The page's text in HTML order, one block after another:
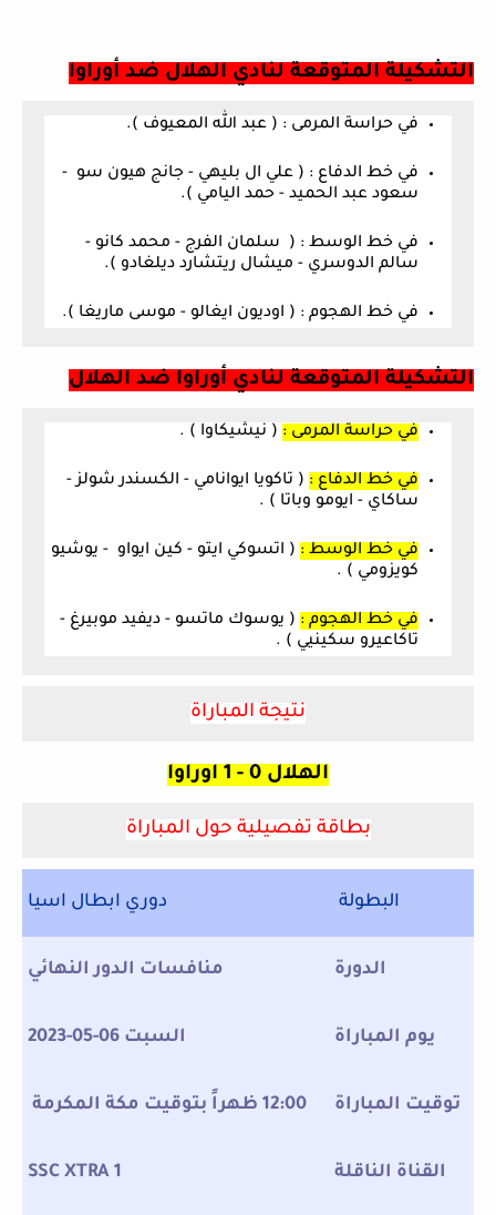
التشكيلة المتوقعة لنادي الهلال ضد أوراوا
في حراسة المرمى : ( عبد الله المعيوف ).
في خط الدفاع : ( علي ال بليهي - جانج هيون سو -
سعود عبد الحميد - حمد اليامي ).
في خط الوسط : ( سلمان الفرج - محمد كانو -
سالم الدوسري - ميشال ريتشارد ديلغادو ).
في خط الهجوم : ( اوديون ايغالو - موسى ماريغا ).
التشكيلة المتوقعة لنادي أوراوا ضد الهلال
في حراسة المرمى : ( نيشيكاوا ) .
في خط الدفاع : ( تاكويا ايوانامي - الكسندر شولز -
ساكاي - ايومو وباتا ) .
في خط الوسط : ( اتسوكي ايتو - كين ايواو - يوشيو
كويزومي ) .
في خط الهجوم : ( يوسوك ماتسو - ديفيد موبيرغ -
تاكاعيرو سكينيي ) .
نتيجة المباراة
الهلال 0 - 1 اوراوا
بطاقة تفصيلية حول المباراة
البطولة دوري ابطال اسيا
الدورة منافسات الدور النهائي
يوم المباراة السبت 06-05-2023
توقيت المباراة 12:00 ظهراً بتوقيت مكة المكرمة
القناة الناقلة